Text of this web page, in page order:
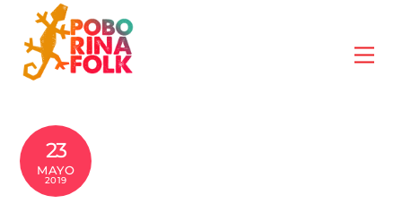
content
23
MAYO
2019